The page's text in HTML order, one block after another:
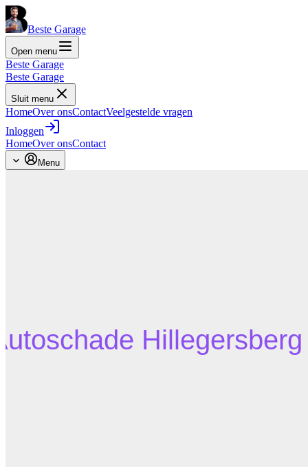
Beste Garage
Open menu
Beste Garage
Beste Garage
Sluit menu
HomeOver onsContactVeelgestelde vragen
Inloggen
HomeOver onsContact
Menu